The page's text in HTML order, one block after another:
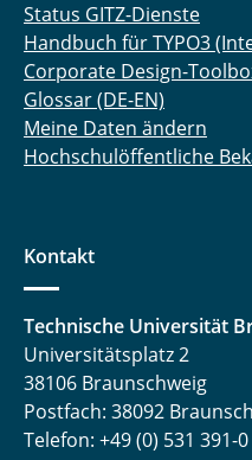
Status GITZ-Dienste
Handbuch für TYPO3
Corporate Design-
Glossar (DE-EN)
Meine Daten ändern
Hochschulöffentliche
Kontakt
Technische Universität
Universitätsplatz 2
38106 Braunschweig
Postfach: 38092
Telefon: +49 (0) 531 391-0